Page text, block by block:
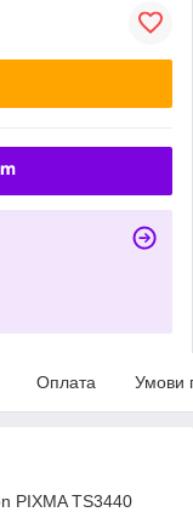
Оплата Умови
PIXMA TS3440